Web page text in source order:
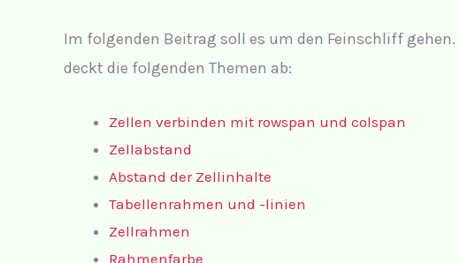
Im folgenden Beitrag soll es um den Feinschliff
deckt die folgenden Themen ab:
Zellen verbinden mit rowspan und colspan
Zellabstand
Abstand der Zellinhalte
Tabellenrahmen und -linien
Zellrahmen
Rahmenfarbe